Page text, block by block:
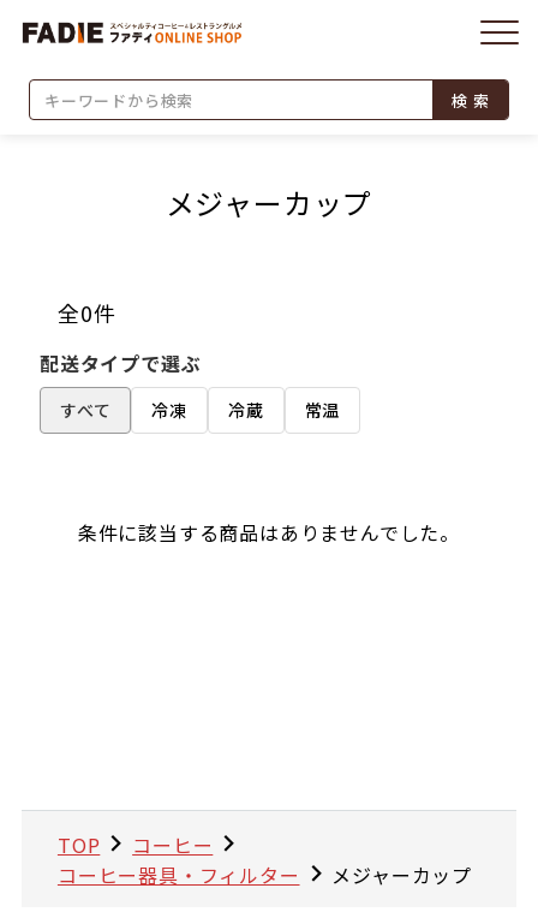
検 索
メジャーカップ
全0件
配送タイプで選ぶ
すべて 冷凍 冷蔵 常温
条件に該当する商品はありませんでした。
TOP
コーヒー
コーヒー器具・フィルター
メジャーカップ